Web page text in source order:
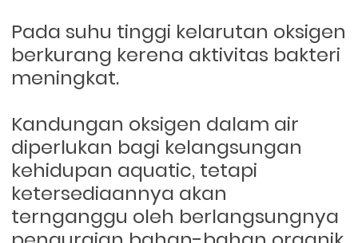
Pada suhu tinggi kelarutan oksigen
berkurang kerena aktivitas bakteri
meningkat.
Kandungan oksigen dalam air
diperlukan bagi kelangsungan
kehidupan aquatic, tetapi
ketersediaannya akan
ternganggu oleh berlangsungnya